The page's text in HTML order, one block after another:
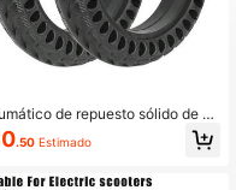
de repuesto sólido de pa
de 8,5"x2,0" compatible con Xia
M365/1S/PRO/PRO2 Scooter el
con diseño de patrón de tra
.50 Estimado